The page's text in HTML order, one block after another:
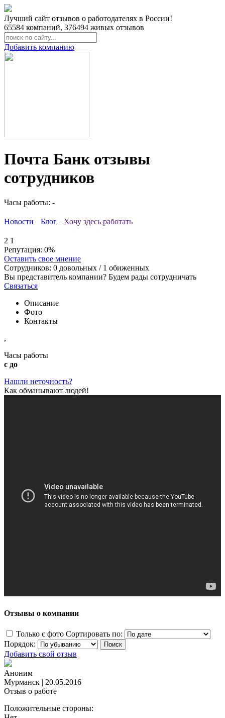
Лучший сайт отзывов о работодателях в России!
65584 компаний, 376494 живых отзывов
Добавить компанию
Почта Банк отзывы
сотрудников
Часы работы: -
Новости Блог Хочу здесь работать
2 1
Репутация: 0%
Оставить свое мнение
Сотрудников: 0 довольных / 1 обиженных
Вы представитель компании? Будем рады сотрудничать
Связаться
Описание
Фото
Контакты
,
Часы работы
с до
Нашли неточность?
Как обманывают людей!
Отзывы о компании
Только с фото Сортировать по:
Порядок:
Добавить свой отзыв
Аноним
Мурманск | 20.05.2016
Отзыв о работе
Положительные стороны: